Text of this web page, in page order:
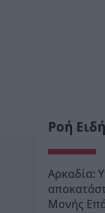
Ροή
Αρκαδία:
Μονής